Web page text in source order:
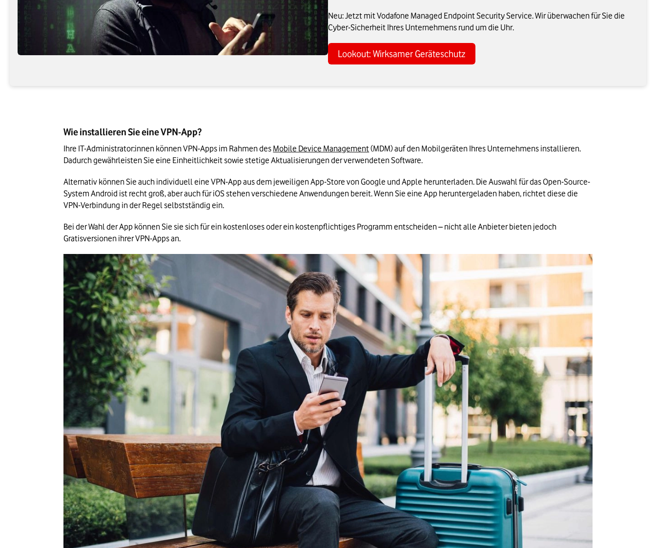
Neu: Jetzt mit Vodafone Managed Endpoint Security Service. Wir überwachen für Sie die
Cyber-Sicherheit Ihres Unternehmens rund um die Uhr.
Lookout: Wirksamer Geräteschutz
Wie installieren Sie eine VPN-App?
Ihre IT-Administrator:innen können VPN-Apps im Rahmen des Mobile Device Management (MDM) auf den Mobilgeräten Ihres Unternehmens installieren.
Dadurch gewährleisten Sie eine Einheitlichkeit sowie stetige Aktualisierungen der verwendeten Software.
Alternativ können Sie auch individuell eine VPN-App aus dem jeweiligen App-Store von Google und Apple herunterladen. Die Auswahl für das Open-Source-
System Android ist recht groß, aber auch für iOS stehen verschiedene Anwendungen bereit. Wenn Sie eine App heruntergeladen haben, richtet diese die
VPN-Verbindung in der Regel selbstständig ein.
Bei der Wahl der App können Sie sie sich für ein kostenloses oder ein kostenpflichtiges Programm entscheiden – nicht alle Anbieter bieten jedoch
Gratisversionen ihrer VPN-Apps an.